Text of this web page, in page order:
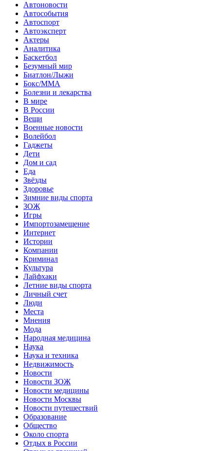
Автоновости
Автособытия
Автоспорт
Автоэксперт
Актеры
Аналитика
Баскетбол
Безумный мир
Биатлон/Лыжи
Бокс/MMA
Болезни и лекарства
В мире
В России
Вещи
Военные новости
Волейбол
Гаджеты
Дети
Дом и сад
Еда
Звёзды
Здоровье
Зимние виды спорта
ЗОЖ
Игры
Импортозамещение
Интернет
Истории
Компании
Криминал
Культура
Лайфхаки
Летние виды спорта
Личный счет
Люди
Места
Мнения
Мода
Народная медицина
Наука
Наука и техника
Недвижимость
Новости
Новости ЗОЖ
Новости медицины
Новости Москвы
Новости путешествий
Образование
Общество
Около спорта
Отдых в России